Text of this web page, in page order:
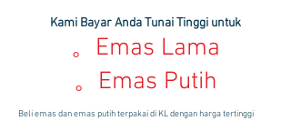
Kami Bayar Anda Tunai Tinggi untuk
。Emas Lama
。Emas Putih
Beli emas dan emas putih terpakai di KL dengan harga tertinggi